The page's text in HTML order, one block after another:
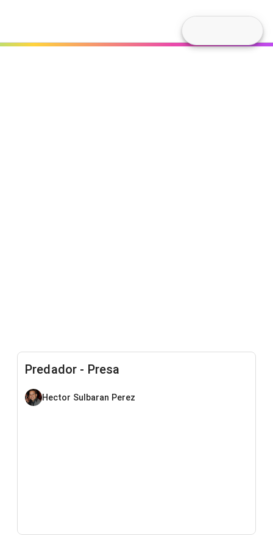
Predador - Presa
Hector Sulbaran Perez